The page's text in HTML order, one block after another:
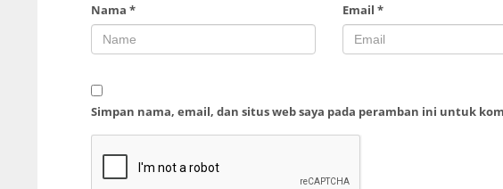
Nama * Email*
Simpan nama, email, dan situs web saya pada peramban ini untuk